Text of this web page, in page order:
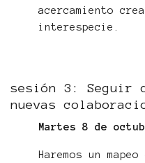
acercamiento
interespecie.
sesión 3: Seguir
nuevas
Martes 8 de
Haremos un